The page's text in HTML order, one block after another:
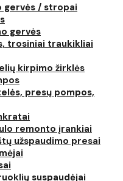
gervės / stropai
gervės
trosiniai traukikliai
kirpimo žirklės
presų pompos,
remonto įrankiai
užspaudimo presai
suspaudėjai